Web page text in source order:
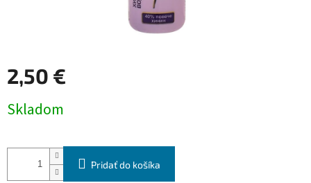
2,50 €
cena:
Skladom
Pridať do košíka